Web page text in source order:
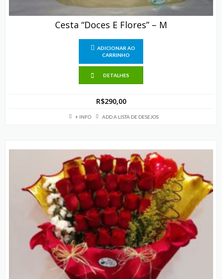
Cesta “Doces E Flores” – M
ADICIONAR AO
CARRINHO
DETALHES
R$290,00
+ INFO ADD A LISTA DE DESEJOS